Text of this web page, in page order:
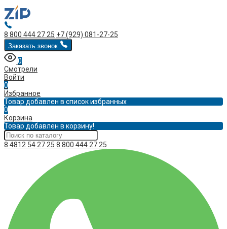
8 800 444 27 25 +7 (929) 081-27-25
Заказать звонок
0
Смотрели
Войти
0
Избранное
Товар добавлен в список избранных
0
Корзина
Товар добавлен в корзину!
8 4812 54 27 25 8 800 444 27 25